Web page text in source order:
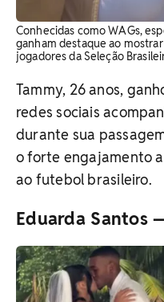
Conhecidas como WAGs,
ganham destaque ao
jogadores da Seleção
Tammy, 26 anos,
redes sociais
durante sua
o forte engajamento
ao futebol brasileiro.
Eduarda Santos